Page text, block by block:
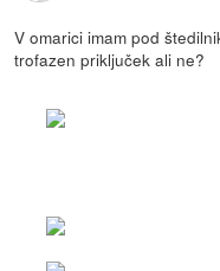
V omarici imam pod
trofazen priključek ali ne?